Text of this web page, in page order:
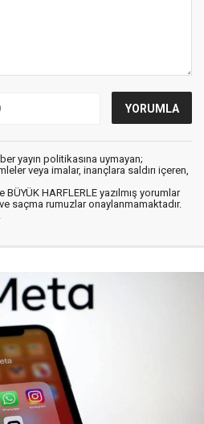
yayın politikasına uymayan;
veya imalar, inançlara saldırı içeren,
HARFLERLE yazılmış yorumlar
saçma rumuzlar onaylanmamaktadır.